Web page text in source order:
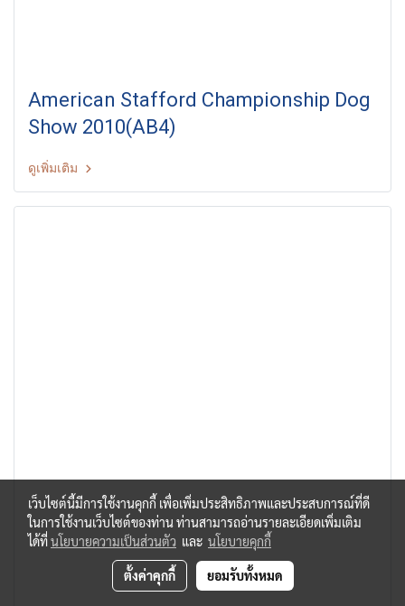
American Stafford Championship Dog
Show 2010(AB4)
ดูเพิ่มเติม
เว็บไซต์นี้มีการใช้งานคุกกี้ เพื่อเพิ่มประสิทธิภาพและประสบการณ์ที่ดี
ในการใช้งานเว็บไซต์ของท่าน ท่านสามารถอ่านรายละเอียดเพิ่มเติม
ได้ที่นโยบายความเป็นส่วนตัว และ นโยบายคุกกี้
ตั้งค่าคุกกี้ ยอมรับทั้งหมด